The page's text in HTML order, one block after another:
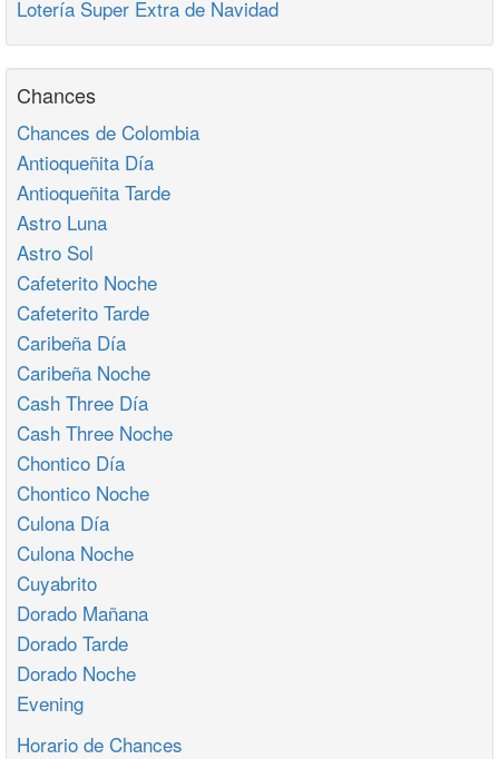
Lotería Super Extra de Navidad
Chances
Chances de Colombia
Antioqueñita Día
Antioqueñita Tarde
Astro Luna
Astro Sol
Cafeterito Noche
Cafeterito Tarde
Caribeña Día
Caribeña Noche
Cash Three Día
Cash Three Noche
Chontico Día
Chontico Noche
Culona Día
Culona Noche
Cuyabrito
Dorado Mañana
Dorado Tarde
Dorado Noche
Evening
Horario de Chances